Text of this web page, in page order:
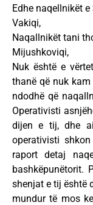
Edhe naqellnikët
Vakiqi,
Naqallnikët tani
Mijushkoviqi,
Nuk është e
thanë që nuk
ndodhë që
Operativisti
dijen e tij, dhe
operativisti
raport detaj
bashkëpunëtorit.
shenjat e tij është
mundur të mos